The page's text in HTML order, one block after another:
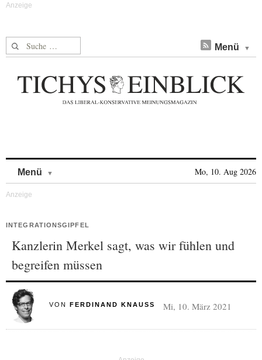
Suche nach: Menü
Menü Mo, 10. Aug 2026
INTEGRATIONSGIPFEL
Kanzlerin Merkel sagt, was wir fühlen und
begreifen müssen
VON FERDINAND KNAUSS Mi, 10. März 2021